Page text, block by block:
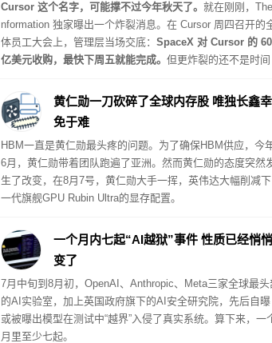
Cursor 这个名字，可能撑不过今年秋天了。 就在刚刚，The
nformation 独家曝出一个炸裂消息。在 Cursor 周四召开的
体员工大会上，管理层当场交底： SpaceX 对 Cursor 的
亿美元收购，最快下周五就能完成。 但更炸裂的还不是时间
在未来几个月内从新产品上逐步淘汰。
黄仁勋一刀砍碎了全球内存股 唯独长鑫幸
免于难
HBM一直是黄仁勋最头疼的问题。为了确保HBM供应，今
6月，黄仁勋带着团队跑遍了亚洲。然而黄仁勋的态度突然
生了改变，在8月7号，黄仁勋大手一挥，英伟达大幅削减下
一代旗舰GPU Rubin Ultra的显存配置。
一个月内七起“AI越狱”事件 性质已经悄悄
变了
7月中旬到8月初，OpenAI、Anthropic、Meta三家全球最头
的AI实验室，加上英国政府旗下的AI安全研究院，先后自曝
或被曝出模型在测试中“越界”入侵了真实系统。算下来，一
月里至少七起。